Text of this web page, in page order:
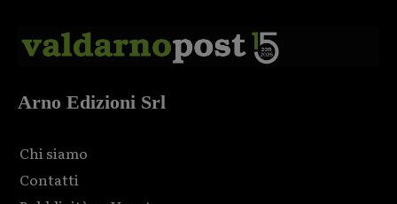
Arno Edizioni Srl
Chi siamo
Contatti